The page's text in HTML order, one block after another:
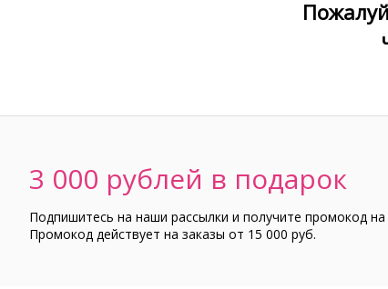
3 000 рублей в подарок
Подпишитесь на наши рассылки и получите промокод на
Промокод действует на заказы от 15 000 руб.